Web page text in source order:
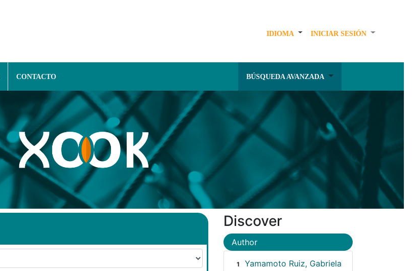
IDIOMA INICIAR SESIÓN
CONTACTO BÚSQUEDA AVANZADA
Discover
Author
1 Yamamoto Ruiz, Gabriela